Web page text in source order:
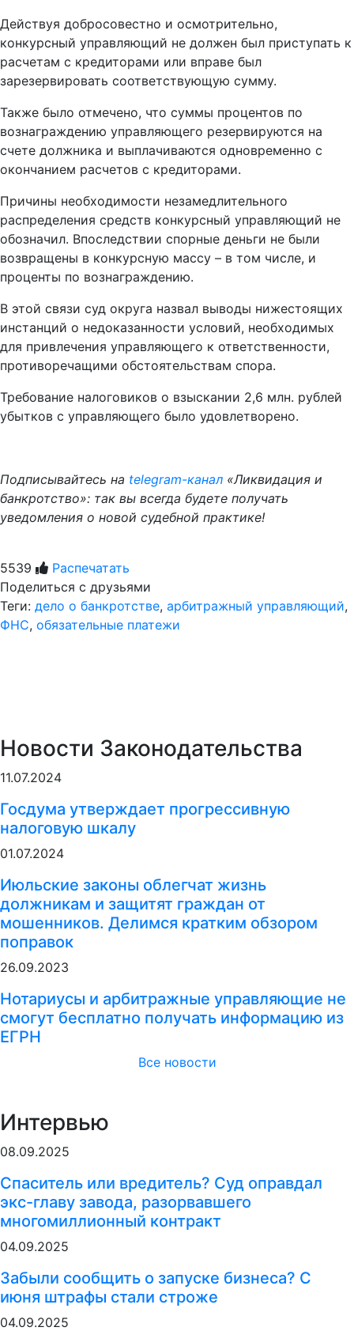
Действуя добросовестно и осмотрительно,
конкурсный управляющий не должен был приступать к
расчетам с кредиторами или вправе был
зарезервировать соответствующую сумму.
Также было отмечено, что суммы процентов по
вознаграждению управляющего резервируются на
счете должника и выплачиваются одновременно с
окончанием расчетов с кредиторами.
Причины необходимости незамедлительного
распределения средств конкурсный управляющий не
обозначил. Впоследствии спорные деньги не были
возвращены в конкурсную массу – в том числе, и
проценты по вознаграждению.
В этой связи суд округа назвал выводы нижестоящих
инстанций о недоказанности условий, необходимых
для привлечения управляющего к ответственности,
противоречащими обстоятельствам спора.
Требование налоговиков о взыскании 2,6 млн. рублей
убытков с управляющего было удовлетворено.
Подписывайтесь на telegram-канал «Ликвидация и
банкротство»: так вы всегда будете получать
уведомления о новой судебной практике!
5539
Распечатать
Поделиться с друзьями
Теги: дело о банкротстве, арбитражный управляющий,
ФНС, обязательные платежи
Новости Законодательства
11.07.2024
Госдума утверждает прогрессивную
налоговую шкалу
01.07.2024
Июльские законы облегчат жизнь
должникам и защитят граждан от
мошенников. Делимся кратким обзором
поправок
26.09.2023
Нотариусы и арбитражные управляющие не
смогут бесплатно получать информацию из
ЕГРН
Все новости
Интервью
08.09.2025
Спаситель или вредитель? Суд оправдал
экс-главу завода, разорвавшего
многомиллионный контракт
04.09.2025
Забыли сообщить о запуске бизнеса? С
июня штрафы стали строже
04.09.2025